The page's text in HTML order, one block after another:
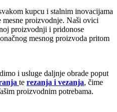
kupcu i stalnim inovacijama
mesne proizvodnje. Naši ovici
proizvodnji i pridonose
mesnog proizvoda pritom
i usluge daljnje obrade poput
te rezanja i vezanja, čime
proizvodnim potrebama.